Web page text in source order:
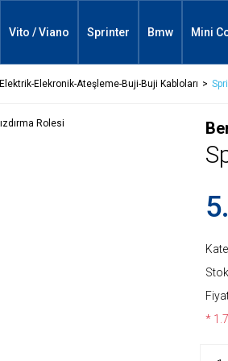
Vito / Viano Sprinter Bmw Mini
Elektrik-Elekronik-Ateşleme-Buji-Buji Kabloları
*